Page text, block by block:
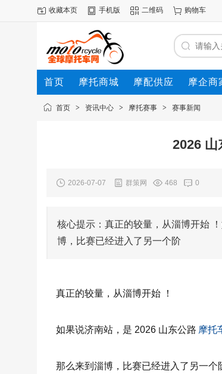
收藏本页 手机版 二维码 购物车
首页 摩托商城 摩配供应 摩企商
动态首页 > 资讯中心 > 摩托赛事 > 赛事新闻
2026 山
2026-07-07 群策网 468 0
核心提示：真正的较量，从淄博开始
博，比赛已经进入了另一个阶
真正的较量，从淄博开始 ！
如果说济南站，是 2026 山东公路 摩托
那么来到淄博，比赛已经进入了另一个